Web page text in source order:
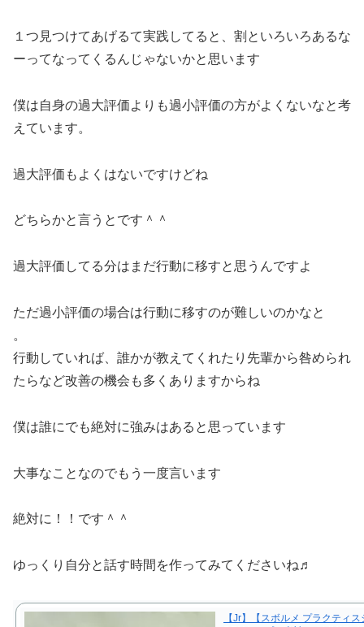
１つ見つけてあげるて実践してると、割といろいろあるな
ーってなってくるんじゃないかと思います
僕は自身の過大評価よりも過小評価の方がよくないなと考
えています。
過大評価もよくはないですけどね
どちらかと言うとです＾＾
過大評価してる分はまだ行動に移すと思うんですよ
ただ過小評価の場合は行動に移すのが難しいのかなと
。
行動していれば、誰かが教えてくれたり先輩から咎められ
たらなど改善の機会も多くありますからね
僕は誰にでも絶対に強みはあると思っています
大事なことなのでもう一度言います
絶対に！！です＾＾
ゆっくり自分と話す時間を作ってみてくださいね♬
【Jr】【スボルメ プラクティ